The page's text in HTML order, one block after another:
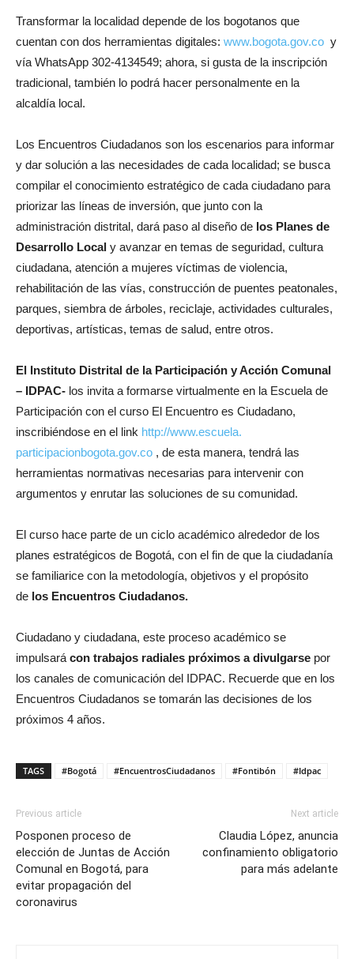
Transformar la localidad depende de los bogotanos que
cuentan con dos herramientas digitales: www.bogota.gov.co y
vía WhatsApp 302-4134549; ahora, si gusta de la inscripción
tradicional, también lo podrá hacer personalmente en la
alcaldía local.
Los Encuentros Ciudadanos son los escenarios para informar
y dar solución a las necesidades de cada localidad; se busca
compilar el conocimiento estratégico de cada ciudadano para
priorizar las líneas de inversión, que junto con la
administración distrital, dará paso al diseño de los Planes de
Desarrollo Local y avanzar en temas de seguridad, cultura
ciudadana, atención a mujeres víctimas de violencia,
rehabilitación de las vías, construcción de puentes peatonales,
parques, siembra de árboles, reciclaje, actividades culturales,
deportivas, artísticas, temas de salud, entre otros.
El Instituto Distrital de la Participación y Acción Comunal
– IDPAC- los invita a formarse virtualmente en la Escuela de
Participación con el curso El Encuentro es Ciudadano,
inscribiéndose en el link http://www.escuela.
participacionbogota.gov.co , de esta manera, tendrá las
herramientas normativas necesarias para intervenir con
argumentos y enrutar las soluciones de su comunidad.
El curso hace parte de un ciclo académico alrededor de los
planes estratégicos de Bogotá, con el fin de que la ciudadanía
se familiarice con la metodología, objetivos y el propósito
de los Encuentros Ciudadanos.
Ciudadano y ciudadana, este proceso académico se
impulsará con trabajos radiales próximos a divulgarse por
los canales de comunicación del IDPAC. Recuerde que en los
Encuentros Ciudadanos se tomarán las decisiones de los
próximos 4 años.
TAGS #Bogotá #EncuentrosCiudadanos #Fontibón #Idpac
Previous article
Posponen proceso de
elección de Juntas de Acción
Comunal en Bogotá, para
evitar propagación del
coronavirus
Next article
Claudia López, anuncia
confinamiento obligatorio
para más adelante